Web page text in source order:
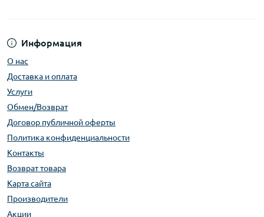
Информация
О нас
Доставка и оплата
Услуги
Обмен/Возврат
Договор публичной оферты
Политика конфиденциальности
Контакты
Возврат товара
Карта сайта
Производители
Акции